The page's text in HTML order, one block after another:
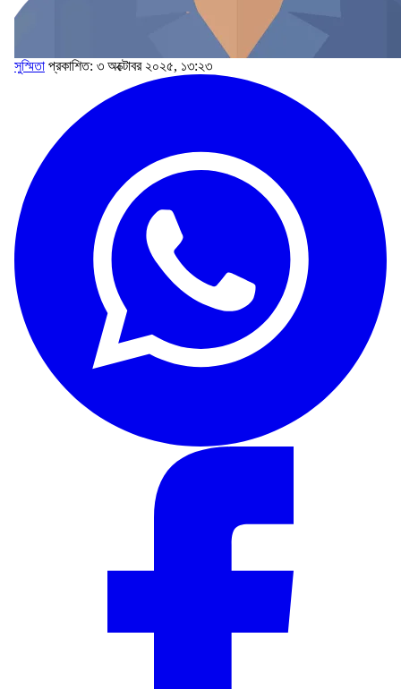
সুস্মিতা প্রকাশিত: ৩ অক্টোবর ২০২৫, ১৩:২৩